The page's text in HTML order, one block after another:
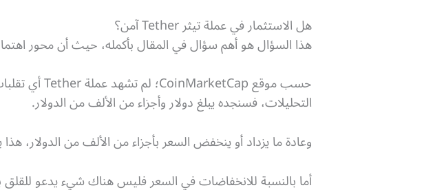
هل الاستثمار في عملة تيثر Tether آمن؟
هذا السؤال هو أهم سؤال في المقال بأكمله، حيث أن محور
التحليلات، فسنجده يبلغ دولار وأجزاء من الألف من الدولار.
وعادة ما يزداد أو ينخفض السعر بأجزاء من الألف من الدولار،
أما بالنسبة للانخفاضات في السعر فليس هناك شيء يدعو للقلق